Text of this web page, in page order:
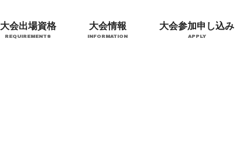
大会出場資格
REQUIREMENTS
大会情報
INFORMATION
大会参加申し込み
APPLY